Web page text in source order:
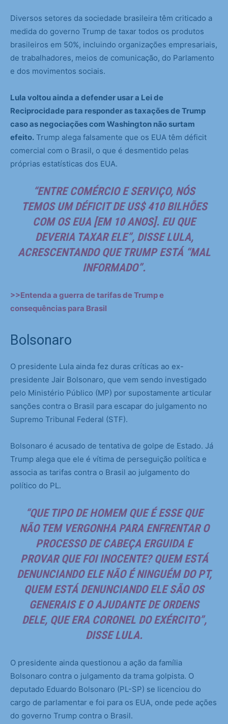
Diversos setores da sociedade brasileira têm criticado a
medida do governo Trump de taxar todos os produtos
brasileiros em 50%, incluindo organizações empresariais,
de trabalhadores, meios de comunicação, do Parlamento
e dos movimentos sociais.
Lula voltou ainda a defender usar a Lei de
Reciprocidade para responder as taxações de Trump
caso as negociações com Washington não surtam
efeito. Trump alega falsamente que os EUA têm déficit
comercial com o Brasil, o que é desmentido pelas
próprias estatísticas dos EUA.
“ENTRE COMÉRCIO E SERVIÇO, NÓS
TEMOS UM DÉFICIT DE US$ 410 BILHÕES
COM OS EUA [EM 10 ANOS]. EU QUE
DEVERIA TAXAR ELE”, DISSE LULA,
ACRESCENTANDO QUE TRUMP ESTÁ “MAL
INFORMADO”.
>>Entenda a guerra de tarifas de Trump e
consequências para Brasil
Bolsonaro
O presidente Lula ainda fez duras críticas ao ex-
presidente Jair Bolsonaro, que vem sendo investigado
pelo Ministério Público (MP) por supostamente articular
sanções contra o Brasil para escapar do julgamento no
Supremo Tribunal Federal (STF).
Bolsonaro é acusado de tentativa de golpe de Estado. Já
Trump alega que ele é vítima de perseguição política e
associa as tarifas contra o Brasil ao julgamento do
político do PL.
“QUE TIPO DE HOMEM QUE É ESSE QUE
NÃO TEM VERGONHA PARA ENFRENTAR O
PROCESSO DE CABEÇA ERGUIDA E
PROVAR QUE FOI INOCENTE? QUEM ESTÁ
DENUNCIANDO ELE NÃO É NINGUÉM DO PT,
QUEM ESTÁ DENUNCIANDO ELE SÃO OS
GENERAIS E O AJUDANTE DE ORDENS
DELE, QUE ERA CORONEL DO EXÉRCITO”,
DISSE LULA.
O presidente ainda questionou a ação da família
Bolsonaro contra o julgamento da trama golpista. O
deputado Eduardo Bolsonaro (PL-SP) se licenciou do
cargo de parlamentar e foi para os EUA, onde pede ações
do governo Trump contra o Brasil.